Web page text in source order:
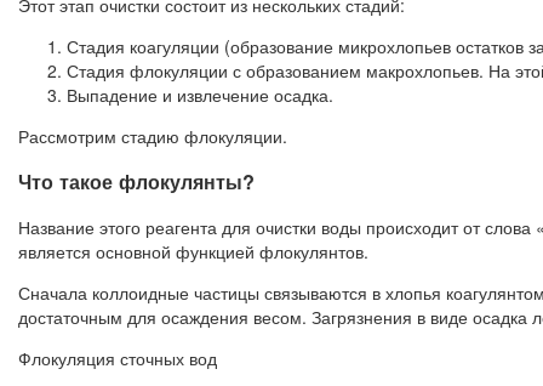
Стадия коагуляции (образование микрохлопьев остатков
Стадия флокуляции с образованием макрохлопьев. На
Выпадение и извлечение осадка.
Рассмотрим стадию флокуляции.
Что такое флокулянты?
Название этого реагента для очистки воды происходит от
является основной функцией флокулянтов.
Сначала коллоидные частицы связываются в хлопья
достаточным для осаждения весом. Загрязнения в виде осадка
Флокуляция сточных вод